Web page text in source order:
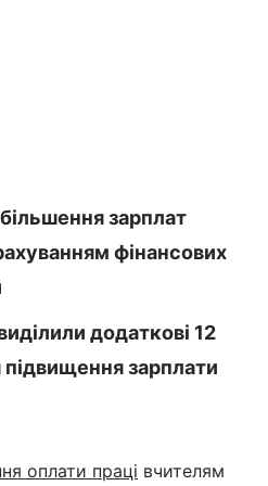
зарплат
фінансових
додаткові 12
підвищення зарплати
оплати праці вчителям